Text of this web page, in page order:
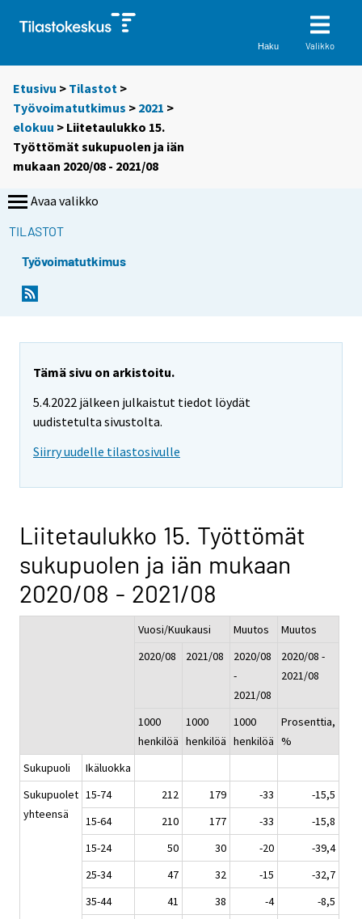
Haku Valikko
Etusivu > Tilastot >
Työvoimatutkimus > 2021 >
elokuu > Liitetaulukko 15.
Työttömät sukupuolen ja iän
mukaan 2020/08 - 2021/08
Avaa valikko
TILASTOT
Työvoimatutkimus
Tämä sivu on arkistoitu.
5.4.2022 jälkeen julkaistut tiedot löydät
uudistetulta sivustolta.
Siirry uudelle tilastosivulle
Liitetaulukko 15. Työttömät
sukupuolen ja iän mukaan
2020/08 - 2021/08
Vuosi/Kuukausi Muutos
Muutos
2020/08
2021/08
2020/08
-
2021/08
2020/08 -
2021/08
1000
henkilöä
1000
henkilöä
1000
henkilöä
Prosenttia,
%
Sukupuoli
Ikäluokka
Sukupuolet
yhteensä
15-74 212 179 -33
-15,5
15-64
210 177 -33
-15,8
15-24
50 30 -20
-39,4
25-34
47 32 -15
-32,7
35-44
41 38 -4
-8,5